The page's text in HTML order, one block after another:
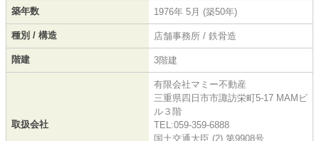
築年数 1976年 5月 (築50年)
種別 / 構造 店舗事務所 / 鉄骨造
階建 3階建
取扱会社
有限会社マミー不動産
三重県四日市市諏訪栄町5-17 MAMビ
ル３階
TEL:059-359-6888
国土交通大臣 (2) 第9908号